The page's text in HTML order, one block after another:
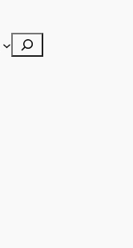
Rechercher